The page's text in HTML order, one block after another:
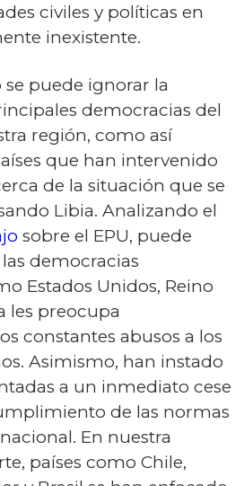
civiles y políticas en
inexistente.
puede ignorar la
democracias del
región, como así
que han intervenido
de la situación que se
Libia. Analizando el
sobre el EPU, puede
democracias
Estados Unidos, Reino
les preocupa
constantes abusos a los
Asimismo, han instado
a un inmediato cese
de las normas
En nuestra
países como Chile,